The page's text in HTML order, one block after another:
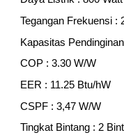
Tegangan Frekuensi :
Kapasitas
COP : 3.30 W/W
EER : 11.25 Btu/hW
CSPF : 3,47 W/W
Tingkat Bintang : 2